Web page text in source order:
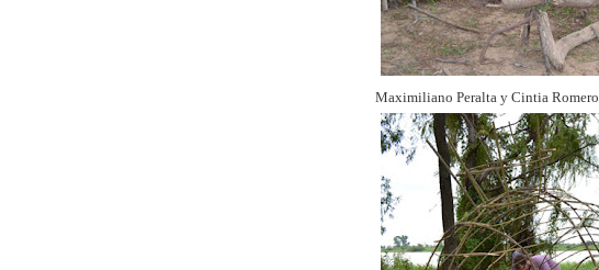
Maximiliano Peralta y Cintia Romero